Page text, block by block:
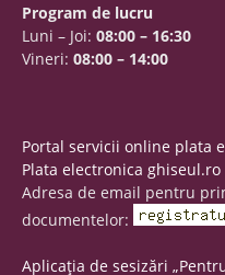
Program de lucru
Luni – Joi: 08:00 – 16:30
Vineri: 08:00 – 14:00
Portal servicii online plata
Plata electronica ghiseul.ro
Adresa de email pentru
documentelor:
Aplicația de sesizări